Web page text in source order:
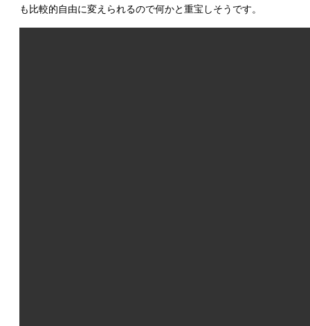
も比較的自由に変えられるので何かと重宝しそうです。